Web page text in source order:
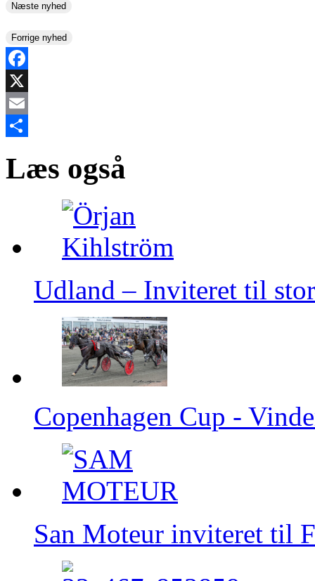
Næste nyhed
Forrige nyhed
Facebook
X
Email
Læs også
Udland – Inviteret til
Copenhagen Cup -
San Moteur inviteret til